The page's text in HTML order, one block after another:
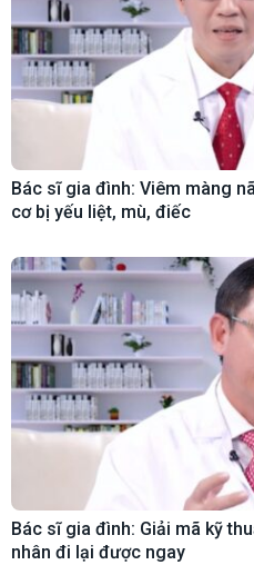
Bác sĩ gia đình: Viêm màng
cơ bị yếu liệt, mù, điếc
Bác sĩ gia đình: Giải mã kỹ
nhân đi lại được ngay